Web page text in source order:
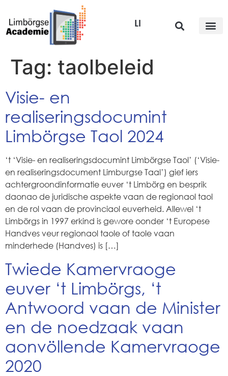
LI
Tag: taolbeleid
Visie- en
realiseringsdocumint
Limbörgse Taol 2024
‘t ‘Visie- en realiseringsdocumint Limbörgse Taol’ (‘Visie-
en realiseringsdocument Limburgse Taal’) gief iers
achtergroondinformatie euver ‘t Limbörg en besprik
daonao de juridische aspekte vaan de regionaol taol
en de rol vaan de provinciaol euverheid. Allewel ‘t
Limbörgs in 1997 erkind is gewore oonder ‘t Europese
Handves veur regionaol taole of taole vaan
minderhede (Handves) is […]
Twiede Kamervraoge
euver ‘t Limbörgs, ‘t
Antwoord vaan de Minister
en de noedzaak vaan
aonvöllende Kamervraoge
2020